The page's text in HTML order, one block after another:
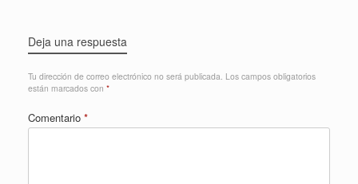
Deja una respuesta
Tu dirección de correo electrónico no será publicada. Los campos obligatorios
están marcados con *
Comentario *